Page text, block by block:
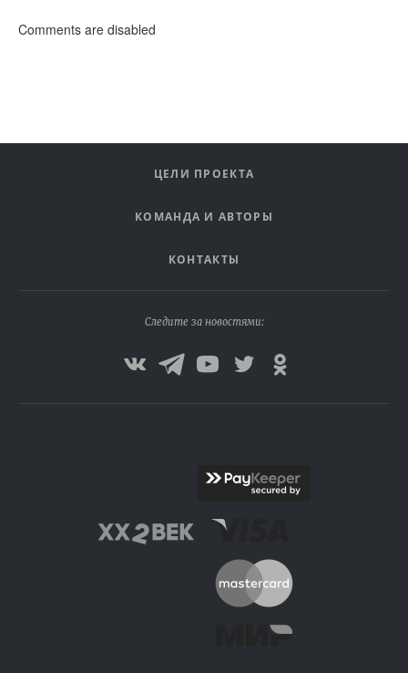
Comments are disabled
ЦЕЛИ ПРОЕКТА
КОМАНДА И АВТОРЫ
КОНТАКТЫ
Следите за новостями: